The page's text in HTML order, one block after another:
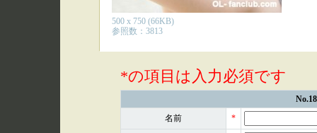
500 x 750 (66KB)
参照数：3813
*の項目は入力必須です
名前 *